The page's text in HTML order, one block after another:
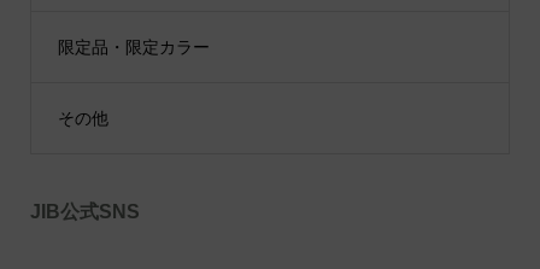
限定品・限定カラー
その他
JIB公式SNS